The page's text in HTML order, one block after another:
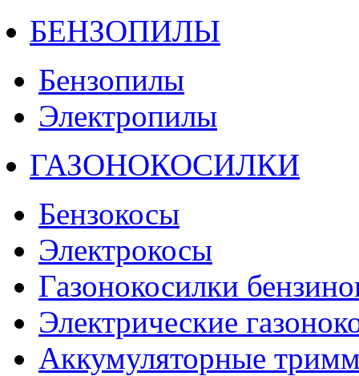
БЕНЗОПИЛЫ
Бензопилы
Электропилы
ГАЗОНОКОСИЛКИ
Бензокосы
Электрокосы
Газонокосилки
Электрические
Аккумуляторные